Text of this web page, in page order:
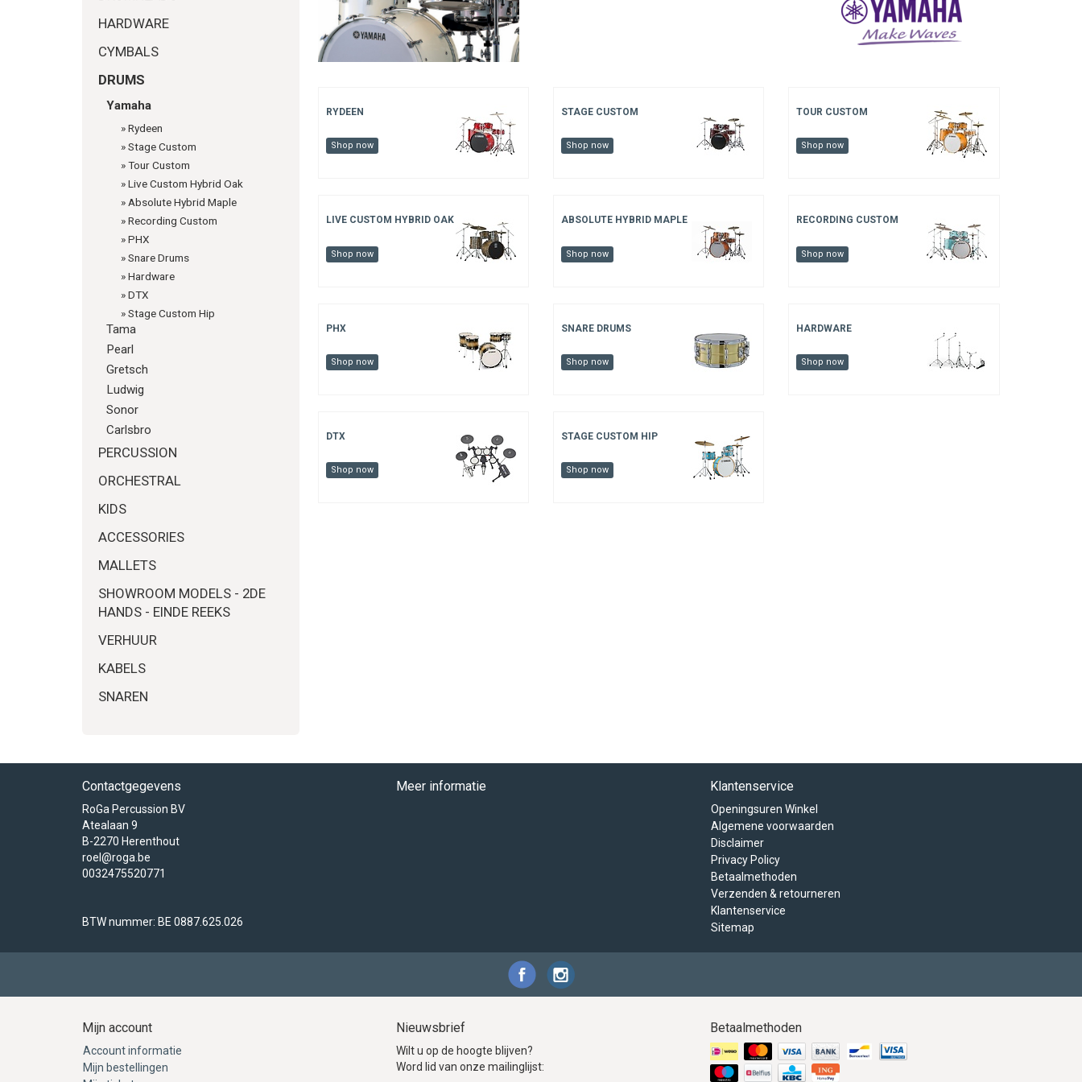
HARDWARE
CYMBALS
DRUMS
Yamaha
»Rydeen
»Stage Custom
»Tour Custom
»Live Custom Hybrid Oak
» Absolute Hybrid Maple
»Recording Custom
»PHX
»Snare Drums
»Hardware
»DTX
»Stage Custom Hip
Tama
Pearl
Gretsch
Ludwig
Sonor
Carlsbro
PERCUSSION
ORCHESTRAL
KIDS
ACCESSORIES
MALLETS
SHOWROOM MODELS - 2DE
HANDS - EINDE REEKS
VERHUUR
KABELS
SNAREN
RYDEEN
Shop now
STAGE CUSTOM
Shop now
TOUR CUSTOM
Shop now
LIVE CUSTOM HYBRID OAK
Shop now
ABSOLUTE HYBRID MAPLE
Shop now
RECORDING CUSTOM
Shop now
PHX
Shop now
SNARE DRUMS
Shop now
HARDWARE
Shop now
DTX
Shop now
STAGE CUSTOM HIP
Shop now
Contactgegevens
RoGa Percussion BV
Atealaan 9
B-2270 Herenthout
roel@roga.be
0032475520771
BTW nummer: BE 0887.625.026
Meer informatie Klantenservice
Openingsuren Winkel
Algemene voorwaarden
Disclaimer
Privacy Policy
Betaalmethoden
Verzenden & retourneren
Klantenservice
Sitemap
Mijn account
Account informatie
Mijn bestellingen
Nieuwsbrief
Wilt u op de hoogte blijven?
Word lid van onze mailinglijst:
Betaalmethoden